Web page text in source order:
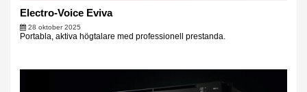
Electro-Voice Eviva
28 oktober 2025
Portabla, aktiva högtalare med professionell prestanda.